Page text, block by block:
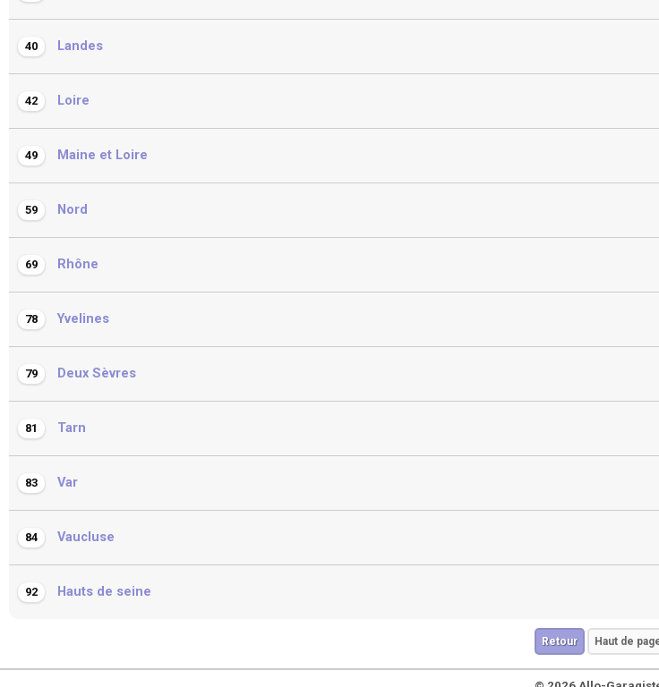
40 Landes
42 Loire
49 Maine et Loire
59 Nord
69 Rhône
78 Yvelines
79 Deux Sèvres
81 Tarn
83 Var
84 Vaucluse
92 Hauts de seine
Retour Haut de